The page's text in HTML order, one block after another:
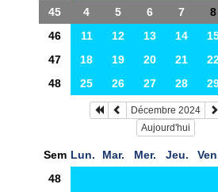
45
4 5 6 7 8
46
11 12 13 14
47
18 19 20 21
48
25 26 27 28
Décembre 2024
Aujourd'hui
Sem Lun. Mar. Mer. Jeu.
48